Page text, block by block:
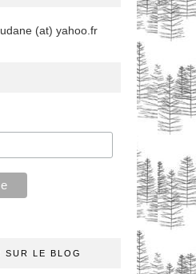
(at) yahoo.fr
SUR LE BLOG